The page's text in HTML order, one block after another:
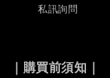
私訊詢問
｜購買前須知｜